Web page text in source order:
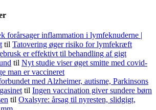
forårsager inflammation i lymfeknuderne |
til Tatovering øger risiko for lymfekræft
er effektivt til behandling af gigt
til Nyt studie viser øget smitte med covid-
man er vaccineret
med Alzheimer, autisme, Parkinsons
til Ingen vaccination giver sundere børn
til Oxalsyre: årsag til nyresten, slidgigt,